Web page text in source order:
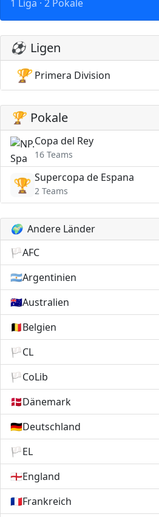
1 Liga · 2 Pokale
⚽ Ligen
🏆 Primera Division
🏆 Pokale
Copa del Rey
16 Teams
🏆 Supercopa de Espana
2 Teams
🌍 Andere Länder
🏳️AFC
🇦🇷Argentinien
🇦🇺Australien
🇧🇪Belgien
🏳️CL
🏳️CoLib
🇩🇰Dänemark
🇩🇪Deutschland
🏳️EL
🏴󠁧󠁢󠁥󠁮󠁧󠁿England
🇫🇷Frankreich